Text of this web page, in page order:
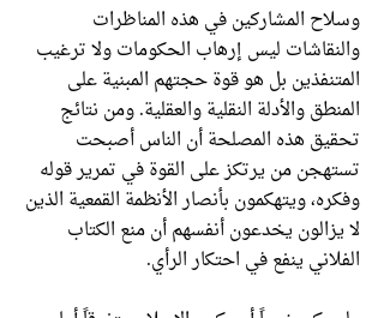
وسلاح المشاركين في هذه المناظرات
والنقاشات ليس إرهاب الحكومات ولا ترغيب
المتنفذين بل هو قوة حجتهم المبنية على
المنطق والأدلة النقلية والعقلية. ومن نتائج
تحقيق هذه المصلحة أن الناس أصبحت
تستهجن من يرتكز على القوة في تمرير قوله
وفكره، ويتهكمون بأنصار الأنظمة القمعية الذين
لا يزالون يخدعون أنفسهم أن منع الكتاب
الفلاني ينفع في احتكار الرأي.